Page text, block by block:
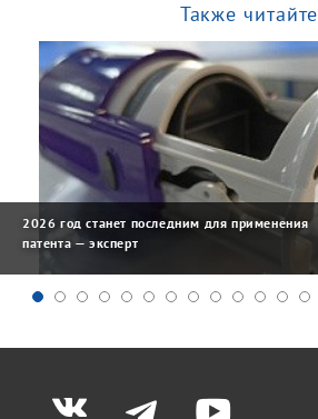
Также читайте
2026 год станет последним для применения
патента — эксперт